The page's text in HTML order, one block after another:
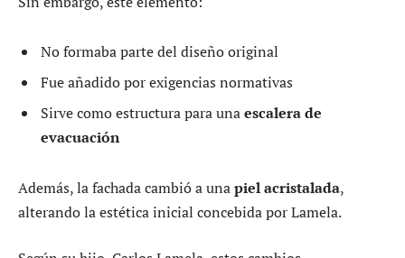
No formaba parte del diseño original
Fue añadido por exigencias normativas
Sirve como estructura para unaescalera de
evacuación
Además, la fachada cambió a unapiel acristalada,
alterando la estética inicial concebida por Lamela.